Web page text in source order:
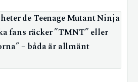
de Teenage Mutant Ninja
fans räcker ”TMNT” eller
– båda är allmänt